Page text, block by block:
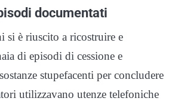
documentati
si è riuscito a ricostruire e
di episodi di cessione e
stupefacenti per concludere
utilizzavano utenze telefoniche